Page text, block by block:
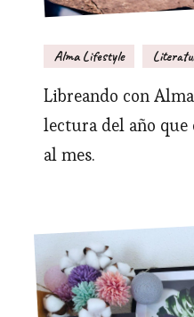
Alma Lifestyle
Libreando con
lectura del año
al mes.